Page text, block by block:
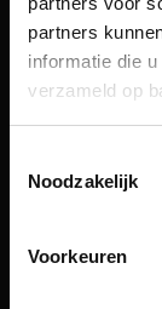
partners
informatie die
verzameld op
Noodzakelijk
Voorkeuren
Een